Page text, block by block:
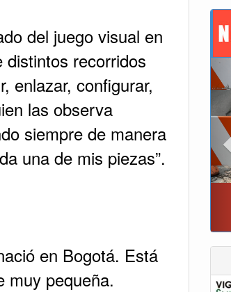
del juego visual en
recorridos
enlazar, configurar,
las observa
siempre de manera
una de mis piezas”.
en Bogotá. Está
muy pequeña.